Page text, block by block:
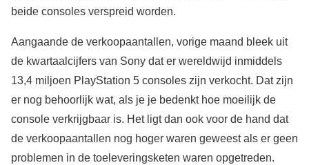
beide consoles verspreid worden.
Aangaande de verkoopaantallen, vorige maand bleek uit
de kwartaalcijfers van Sony dat er wereldwijd inmiddels
13,4 miljoen PlayStation 5 consoles zijn verkocht. Dat zijn
er nog behoorlijk wat, als je je bedenkt hoe moeilijk de
console verkrijgbaar is. Het ligt dan ook voor de hand dat
de verkoopaantallen nog hoger waren geweest als er geen
problemen in de toeleveringsketen waren opgetreden.